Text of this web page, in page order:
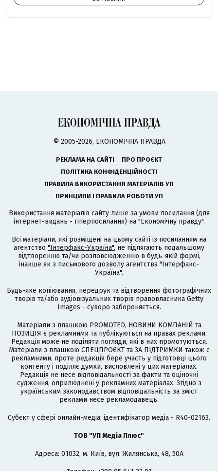
© 2005-2026, ЕКОНОМІЧНА ПРАВДА
РЕКЛАМА НА САЙТІ
ПРО ПРОЄКТ
ПОЛІТИКА КОНФІДЕНЦІЙНОСТІ
ПРАВИЛА ВИКОРИСТАННЯ МАТЕРІАЛІВ УП
ПРИНЦИПИ І ПРАВИЛА РОБОТИ УП
Використання матеріалів сайту лише за умови посилання (для
інтернет-видань - гіперпосилання) на "Економічну правду".
Всі матеріали, які розміщені на цьому сайті із посиланням на
агентство "Інтерфакс-Україна", не підлягають подальшому
відтворенню та/чи розповсюдженню в будь-якій формі,
інакше як з письмового дозволу агентства "Інтерфакс-
Україна".
Будь-яке копіювання, передрук та відтворення фотографічних
творів та/або аудіовізуальних творів правовласника Getty
Images - суворо забороняється.
Матеріали з плашкою PROMOTED, НОВИНИ КОМПАНІЙ та
ПОЗИЦІЯ є рекламними та публікуються на правах реклами.
Редакція може не поділяти погляди, які в них промотуються.
Матеріали з плашкою СПЕЦПРОЄКТ та ЗА ПІДТРИМКИ також є
рекламними, проте редакція бере участь у підготовці цього
контенту і поділяє думки, висловлені у цих матеріалах.
Редакція не несе відповідальності за факти та оціночні
судження, оприлюднені у рекламних матеріалах. Згідно з
українським законодавством відповідальність за зміст
реклами несе рекламодавець.
Cубєкт у сфері онлайн-медіа; ідентифікатор медіа - R40-02163.
ТОВ "УП Медіа Плюс"
Адреса: 01032, м. Київ, вул. Жилянська, 48, 50А